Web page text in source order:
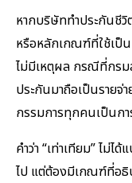
หากบริษัททำประกันชีวิ
หรือหลักเกณฑ์ที่ใช้เป็น
ไม่มีเหตุผล กรณีที่กรม
ประกันมาถือเป็นรายจ่
กรรมการทุกคนเป็นกา
คำว่า “เท่าเทียม” ไม่
ไป แต่ต้องมีเกณฑ์ที่อธิ